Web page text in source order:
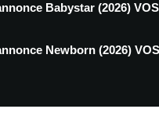
Babystar (2026)
Newborn (2026)